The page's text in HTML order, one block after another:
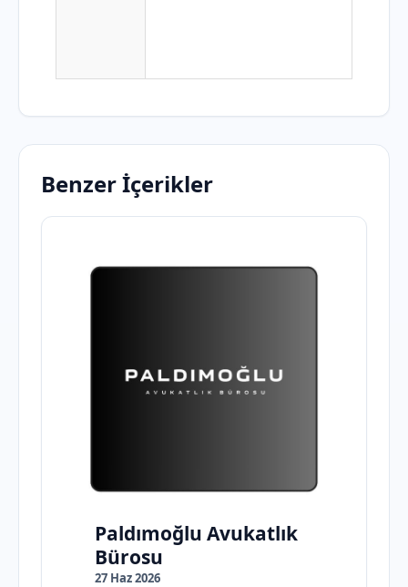
Benzer İçerikler
Paldımoğlu Avukatlık
Bürosu
27 Haz 2026